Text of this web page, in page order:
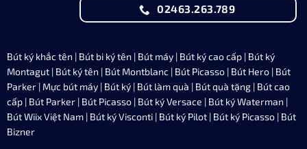
02463.263.789
Bút ký khắc tên | Bút bi ký tên | Bút máy| Bút ký cao cấp| Bút ký
Montagut| Bút ký tên | Bút Montblanc | Bút Picasso | Bút Hero| Bút
Parker| Mực bút máy| Bút ký | Bút làm quà | Bút quà tặng | Bút cao
cấp | Bút Parker| Bút Picasso | Bút ký Versace | Bút ký Waterman |
BútWiix Việt Nam| Bút ký Visconti | Bút ký Pilot| Bút ký Picasso| Bút
Bizner